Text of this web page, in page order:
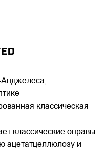
классическая
классические оправы
ацетатцеллюлозу и